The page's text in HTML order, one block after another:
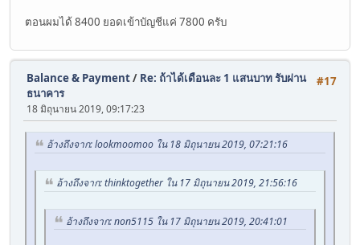
ตอนผมได้ 8400 ยอดเข้าบัญชีแค่ 7800 ครับ
#17
Balance & Payment/ Re: ถ้าได้เดือนละ 1 แสนบาท รับผ่าน
ธนาคาร
18 มิถุนายน 2019, 09:17:23
อ้างถึงจาก: lookmoomoo ใน 18 มิถุนายน 2019, 07:21:16
อ้างถึงจาก: thinktogether ใน 17 มิถุนายน 2019, 21:56:16
อ้างถึงจาก: non5115 ใน 17 มิถุนายน 2019, 20:41:01